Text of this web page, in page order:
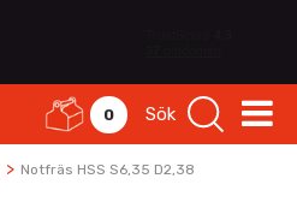
0 Sök
> Notfräs HSS S6,35 D2,38